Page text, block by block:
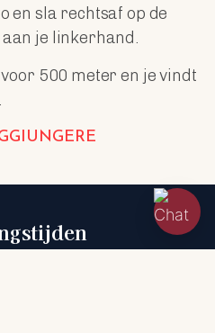
en sla rechtsaf op de
aan je linkerhand.
500 meter en je vindt